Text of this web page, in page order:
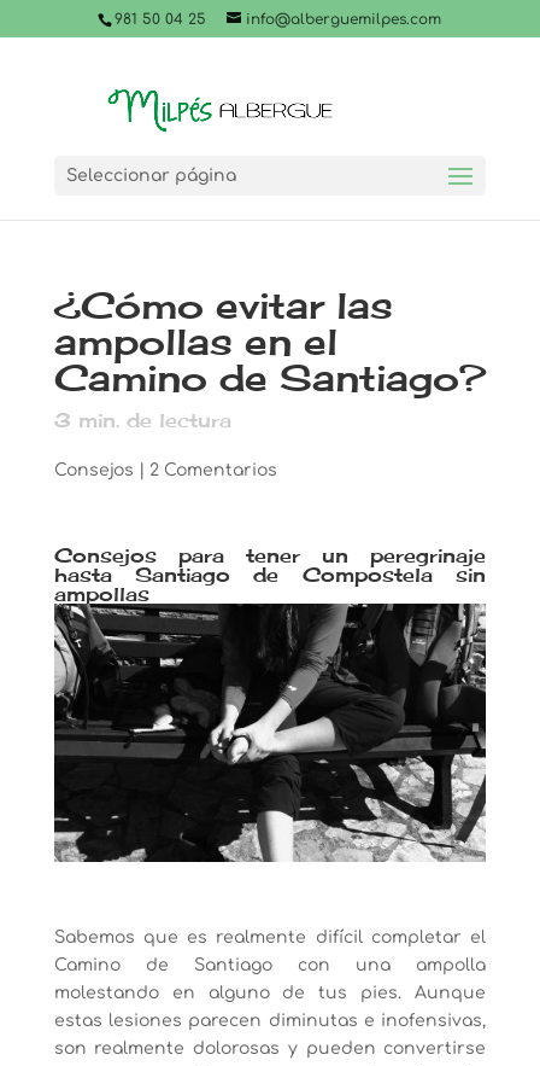
981 50 04 25 info@alberguemilpes.com
Seleccionar página
¿Cómo evitar las
ampollas en el
Camino de Santiago?
3 min. de lectura
Consejos 2 Comentarios
Consejos para tener un peregrinaje
hasta Santiago de Compostela sin
ampollas
Sabemos que es realmente difícil completar el
Camino de Santiago con una ampolla
molestando en alguno de tus pies. Aunque
estas lesiones parecen diminutas e inofensivas,
son realmente dolorosas y pueden convertirse